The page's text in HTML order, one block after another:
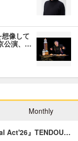
像して
公演、…
Monthly
Act'26』TENDOU…